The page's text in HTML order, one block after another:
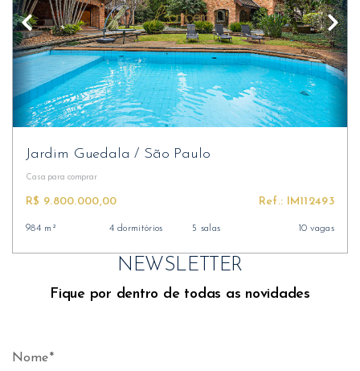
Jardim Guedala/ São Paulo
Casa para comprar
R$ 9.800.000,00 Ref.: IM112493
984 m² 4 dormitórios 5 salas 10 vagas
NEWSLETTER
Fique por dentro de todas as novidades
Nome